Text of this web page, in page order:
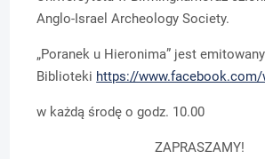
Anglo-Israel Archeology Society.
„Poranek u Hieronima” jest
Biblioteki https://www.facebook.com/
w każdą środę o godz. 10.00
ZAPRASZAMY!